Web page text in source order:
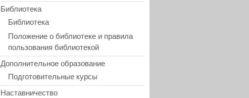
Библиотека
Библиотека
Положение о библиотеке и правила
пользования библиотекой
Дополнительное образование
Подготовительные курсы
Наставничество